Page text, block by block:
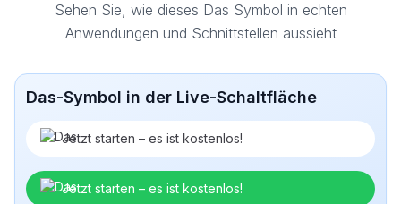
Sehen Sie, wie dieses Das Symbol in echten
Anwendungen und Schnittstellen aussieht
Das-Symbol in der Live-Schaltfläche
Jetzt starten – es ist kostenlos!
Jetzt starten – es ist kostenlos!